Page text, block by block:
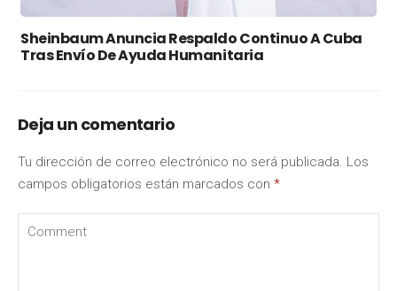
Sheinbaum Anuncia Respaldo Continuo A Cuba
Tras Envío De Ayuda Humanitaria
Deja un comentario
Tu dirección de correo electrónico no será publicada. Los
campos obligatorios están marcados con *